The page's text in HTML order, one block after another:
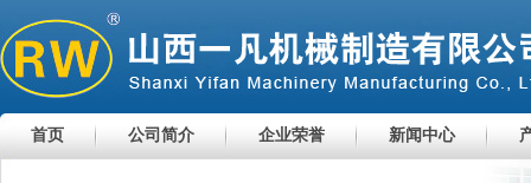
首页 公司简介 企业荣誉 新闻中心